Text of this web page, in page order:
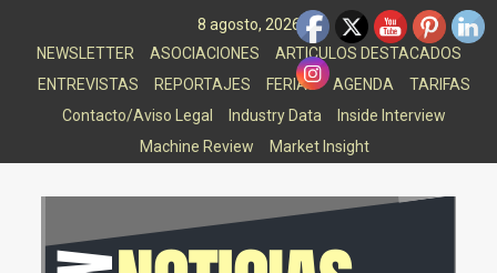
8 agosto, 2026
NEWSLETTER
ASOCIACIONES
ARTICULOS DESTACADOS
ENTREVISTAS
REPORTAJES FERIAS AGENDA
TARIFAS
Contacto/Aviso Legal
Industry Data
Inside Interview
Machine Review
Market Insight